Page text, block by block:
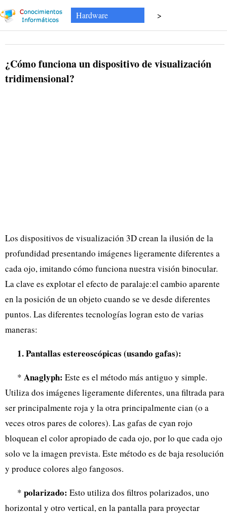
Hardware >
¿Cómo funciona un dispositivo de visualización
tridimensional?
Los dispositivos de visualización 3D crean la ilusión de la
profundidad presentando imágenes ligeramente diferentes a
cada ojo, imitando cómo funciona nuestra visión binocular.
La clave es explotar el efecto de paralaje:el cambio aparente
en la posición de un objeto cuando se ve desde diferentes
puntos. Las diferentes tecnologías logran esto de varias
maneras:
1. Pantallas estereoscópicas (usando gafas):
* Anaglyph: Este es el método más antiguo y simple.
Utiliza dos imágenes ligeramente diferentes, una filtrada para
ser principalmente roja y la otra principalmente cian (o a
veces otros pares de colores). Las gafas de cyan rojo
bloquean el color apropiado de cada ojo, por lo que cada ojo
solo ve la imagen prevista. Este método es de baja resolución
y produce colores algo fangosos.
* polarizado: Esto utiliza dos filtros polarizados, uno
horizontal y otro vertical, en la pantalla para proyectar